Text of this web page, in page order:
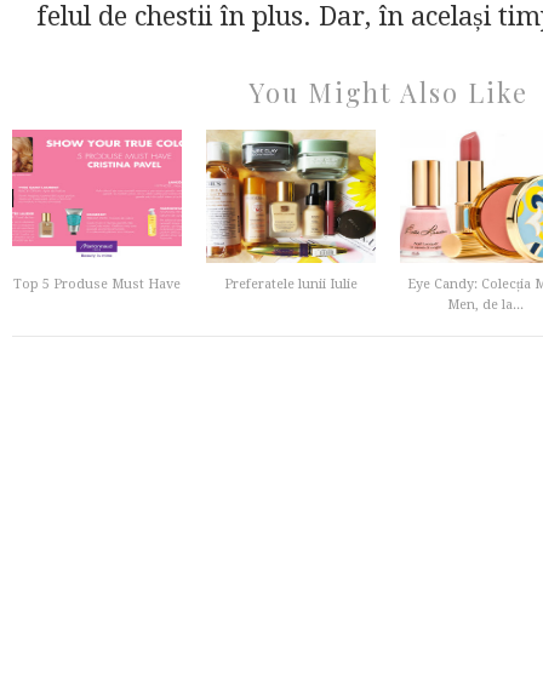
felul de chestii în plus. Dar, în același
You Might Also Like
Top 5 Produse Must Have Preferatele lunii Iulie
Eye Candy: Colecția
Men, de la...